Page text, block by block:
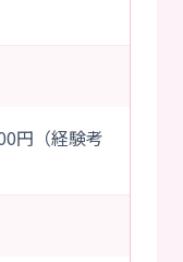
円（経験考